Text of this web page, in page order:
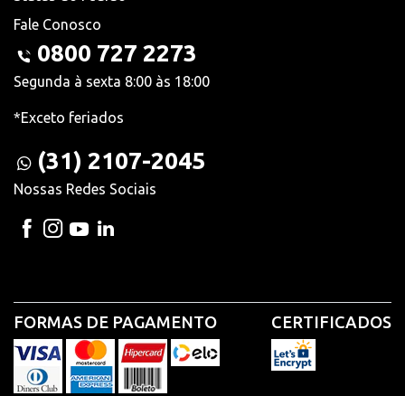
Fale Conosco
0800 727 2273
Segunda à sexta 8:00 às 18:00
*Exceto feriados
(31) 2107-2045
Nossas Redes Sociais
FORMAS DE PAGAMENTO CERTIFICADOS